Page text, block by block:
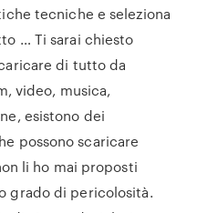
tecniche e seleziona
… Ti sarai chiesto
di tutto da
video, musica,
esistono dei
possono scaricare
li ho mai proposti
grado di pericolosità.